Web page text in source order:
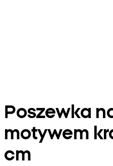
Poszewka
motywem
cm